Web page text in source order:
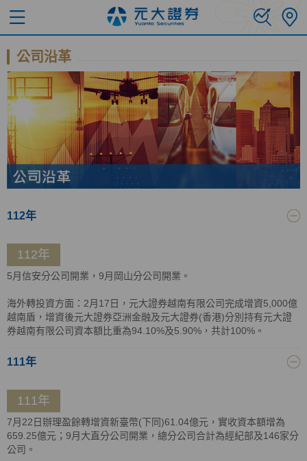
公司沿革
112年
112年
5月信安分公司開業，9月岡山分公司開業。
海外轉投資方面：2月17日，元大證券越南有限公司完成增資5,000億
越南盾，增資後元大證券亞洲金融及元大證券(香港)分別持有元大證
券越南有限公司資本額比重為94.10%及5.90%，共計100%。
111年
111年
7月22日辦理盈餘轉增資新臺幣(下同)61.04億元，實收資本額增為
659.25億元；9月大直分公司開業，總分公司合計為經紀部及146家分
公司。